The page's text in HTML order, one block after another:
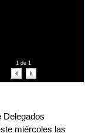
1de 1
Delegados
miércoles las